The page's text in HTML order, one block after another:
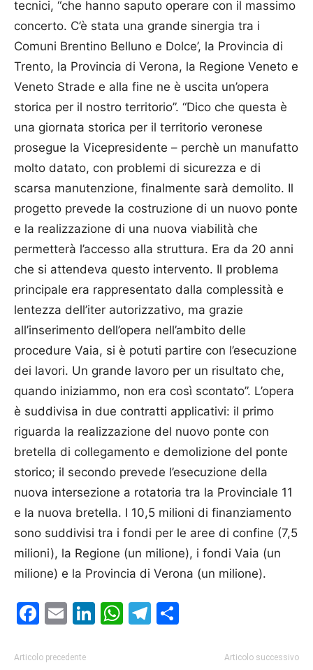
tecnici, “che hanno saputo operare con il massimo
concerto. C’è stata una grande sinergia tra i
Comuni Brentino Belluno e Dolce’, la Provincia di
Trento, la Provincia di Verona, la Regione Veneto e
Veneto Strade e alla fine ne è uscita un’opera
storica per il nostro territorio”. “Dico che questa è
una giornata storica per il territorio veronese
prosegue la Vicepresidente – perchè un manufatto
molto datato, con problemi di sicurezza e di
scarsa manutenzione, finalmente sarà demolito. Il
progetto prevede la costruzione di un nuovo ponte
e la realizzazione di una nuova viabilità che
permetterà l’accesso alla struttura. Era da 20 anni
che si attendeva questo intervento. Il problema
principale era rappresentato dalla complessità e
lentezza dell’iter autorizzativo, ma grazie
all’inserimento dell’opera nell’ambito delle
procedure Vaia, si è potuti partire con l’esecuzione
dei lavori. Un grande lavoro per un risultato che,
quando iniziammo, non era così scontato”. L’opera
è suddivisa in due contratti applicativi: il primo
riguarda la realizzazione del nuovo ponte con
bretella di collegamento e demolizione del ponte
storico; il secondo prevede l’esecuzione della
nuova intersezione a rotatoria tra la Provinciale 11
e la nuova bretella. I 10,5 milioni di finanziamento
sono suddivisi tra i fondi per le aree di confine (7,5
milioni), la Regione (un milione), i fondi Vaia (un
milione) e la Provincia di Verona (un milione).
Facebook
EmailLinkedIn
WhatsApp
Telegram
Articolo precedente Articolo successivo